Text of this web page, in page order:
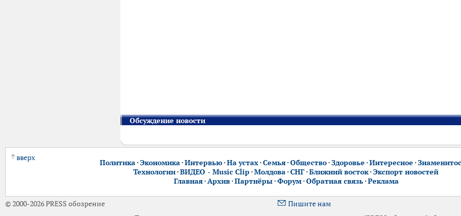
Обсуждение новости
вверх
Политика·Экономика·Интервью·На устах·Семья·Общество·Здоровье ·Интересное ·
Технологии·ВИДЕО - Music Clip ·Молдова·СНГ·Ближний восток·Экспорт новостей
Главная·Архив·Партнёры·Форум·Обратная связь·Реклама
© 2000-2026 PRESS обозрение
Пишите нам